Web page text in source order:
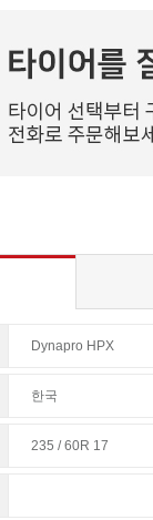
Dynapro HPX
한국
235 / 60R 17